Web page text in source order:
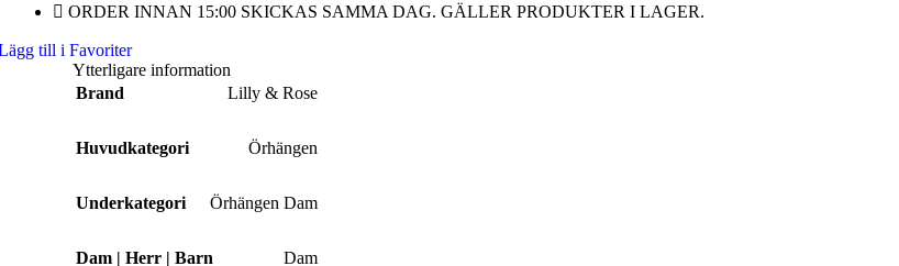
Herrsmycken
Alla Herrsmycken
Barnsmycken
Alla Barnsmycken
Alla Festsmycken
ORDER INNAN 15:00 SKICKAS SAMMA DAG. GÄLLER PRODUKTER I LAGER.
till i Favoriter
Ytterligare information
Brand
Lilly & Rose
Huvudkategori Örhängen
Underkategori Örhängen Dam
Dam | Herr | Barn Dam